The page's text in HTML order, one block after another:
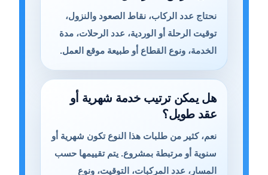
نحتاج عدد الركاب، نقاط الصعود والنزول،
توقيت الرحلة أو الوردية، عدد الرحلات، مدة
الخدمة، ونوع القطاع أو طبيعة موقع العمل.
هل يمكن ترتيب خدمة شهرية أو
عقد طويل؟
نعم، كثير من طلبات هذا النوع تكون شهرية أو
سنوية أو مرتبطة بمشروع. يتم تقييمها حسب
المسار، عدد المركبات، التوقيت، ونوع